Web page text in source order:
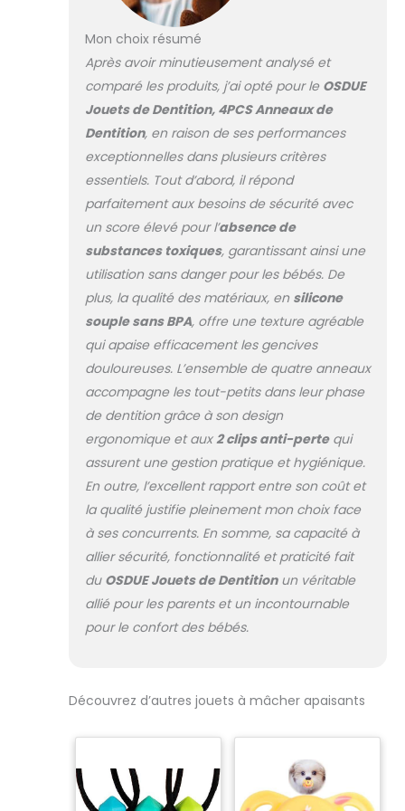
soutient l’éveil du
langage. Ce jouet
sensoriel capte
l’attention des
bébés, les
encourage à
mâchouiller et à
explorer
différentes
sensations
tactiles, tout en
aidant les enfants
ayant des besoins
sensoriels
particuliers à se
calmer et à
développer l’auto-
apaisement.
Favorise le
développement
physique et
sensoriel: Ce
balles de dentition
doux et léger est
parfaitement
dimensionné pour
les bébés de 3, 6,
12 et 18 mois. Les
oreilles de lapin,
les bras texturés
et le corps ajouré
mastication,
développement
de la motricité
coordination
blessures à la
colorée et
mignonne et le
design pratique
peuvent aider
votre bébé à
développer sa
dextérité et sa
coordination œil-
main. Convient
votre bébé: La
taille du jouet de
dentition pour
bébé est très
petites mains, le
bébé peut
facilement le saisir
et il n'est pas
facile de tomber.
Facile à nettoyer
et à utiliser: il suffit
de les placer sous
l'eau courante et
de les rincer après
chaque
utilisation.Peut
être réfrigéré et
stérilisé à la
chaleur de -50°C
désinfection à la
désinfection de la
rangez pour la
prochaine
Mon choix résumé
Après avoir minutieusement analysé et
comparé les produits, j’ai opté pour le OSDUE
Jouets de Dentition, 4PCS Anneaux de
Dentition, en raison de ses performances
exceptionnelles dans plusieurs critères
essentiels. Tout d’abord, il répond
parfaitement aux besoins de sécurité avec
un score élevé pour l’absence de
substances toxiques, garantissant ainsi une
utilisation sans danger pour les bébés. De
plus, la qualité des matériaux, en silicone
souple sans BPA, offre une texture agréable
qui apaise efficacement les gencives
douloureuses. L’ensemble de quatre anneaux
accompagne les tout-petits dans leur phase
de dentition grâce à son design
ergonomique et aux2 clips anti-pertequi
assurent une gestion pratique et hygiénique.
En outre, l’excellent rapport entre son coût et
la qualité justifie pleinement mon choix face
à ses concurrents. En somme, sa capacité à
allier sécurité, fonctionnalité et praticité fait
du OSDUE Jouets de Dentitionun véritable
allié pour les parents et un incontournable
pour le confort des bébés.
Découvrez d’autres jouets à mâcher apaisants